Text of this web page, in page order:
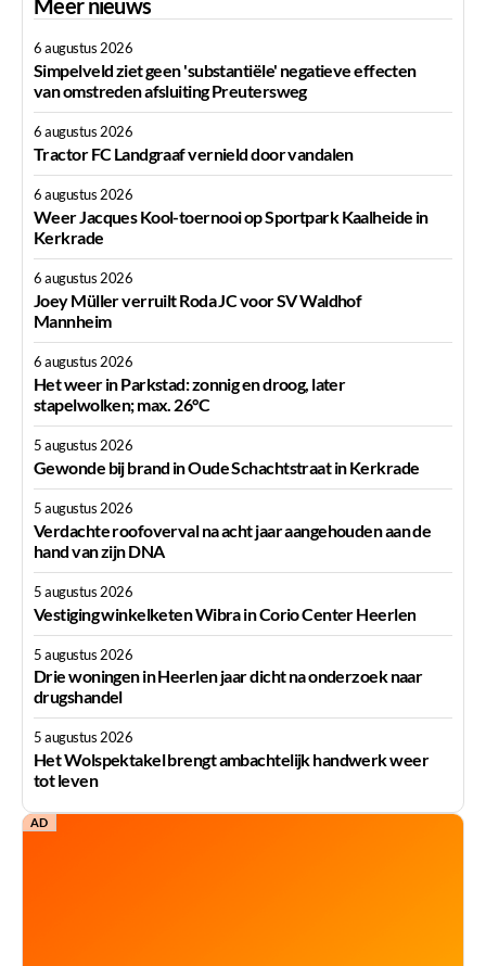
Meer nieuws
6 augustus 2026
Simpelveld ziet geen 'substantiële' negatieve effecten
van omstreden afsluiting Preutersweg
6 augustus 2026
Tractor FC Landgraaf vernield door vandalen
6 augustus 2026
Weer Jacques Kool-toernooi op Sportpark Kaalheide in
Kerkrade
6 augustus 2026
Joey Müller verruilt Roda JC voor SV Waldhof
Mannheim
6 augustus 2026
Het weer in Parkstad: zonnig en droog, later
stapelwolken; max. 26°C
5 augustus 2026
Gewonde bij brand in Oude Schachtstraat in Kerkrade
5 augustus 2026
Verdachte roofoverval na acht jaar aangehouden aan de
hand van zijn DNA
5 augustus 2026
Vestiging winkelketen Wibra in Corio Center Heerlen
5 augustus 2026
Drie woningen in Heerlen jaar dicht na onderzoek naar
drugshandel
5 augustus 2026
Het Wolspektakel brengt ambachtelijk handwerk weer
tot leven
AD